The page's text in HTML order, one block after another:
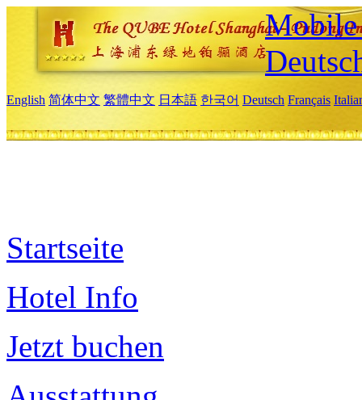
Mobile
English 简体中文 繁體中文 日本語 한국어 Deutsch Français
Startseite
Hotel Info
Jetzt buchen